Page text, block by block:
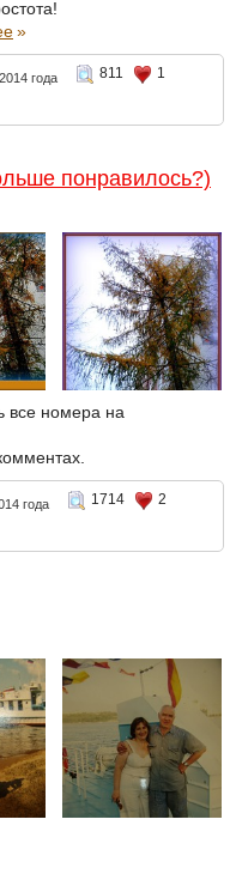
»
года 811
1
понравилось?)
все номера на
года 1714
2